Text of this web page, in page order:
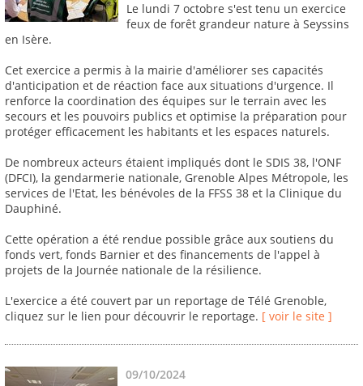
Le lundi 7 octobre s'est tenu un exercice
feux de forêt grandeur nature à Seyssins
en Isère.
Cet exercice a permis à la mairie d'améliorer ses capacités
d'anticipation et de réaction face aux situations d'urgence. Il
renforce la coordination des équipes sur le terrain avec les
secours et les pouvoirs publics et optimise la préparation pour
protéger efficacement les habitants et les espaces naturels.
De nombreux acteurs étaient impliqués dont le SDIS 38, l'ONF
(DFCI), la gendarmerie nationale, Grenoble Alpes Métropole, les
services de l'Etat, les bénévoles de la FFSS 38 et la Clinique du
Dauphiné.
Cette opération a été rendue possible grâce aux soutiens du
fonds vert, fonds Barnier et des financements de l'appel à
projets de la Journée nationale de la résilience.
L'exercice a été couvert par un reportage de Télé Grenoble,
cliquez sur le lien pour découvrir le reportage. [ voir le site ]
09/10/2024